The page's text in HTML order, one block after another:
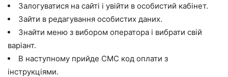
Залогуватися на сайті і увійти в особистий кабінет.
Зайти в редагування особистих даних.
Знайти меню з вибором оператора і вибрати свій
варіант.
В наступному прийде СМС код оплати з
інструкціями.